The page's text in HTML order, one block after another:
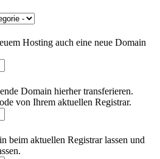
Hosting auch eine neue Domain
Domain hierher transferieren.
von Ihrem aktuellen Registrar.
beim aktuellen Registrar lassen und